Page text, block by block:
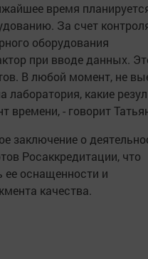
время
За счет
оборудования
при вводе данных.
В любой момент, не
лаборатория, какие
времени, - говорит
заключение о
Росаккредитации, что
ее оснащенности и
качества.